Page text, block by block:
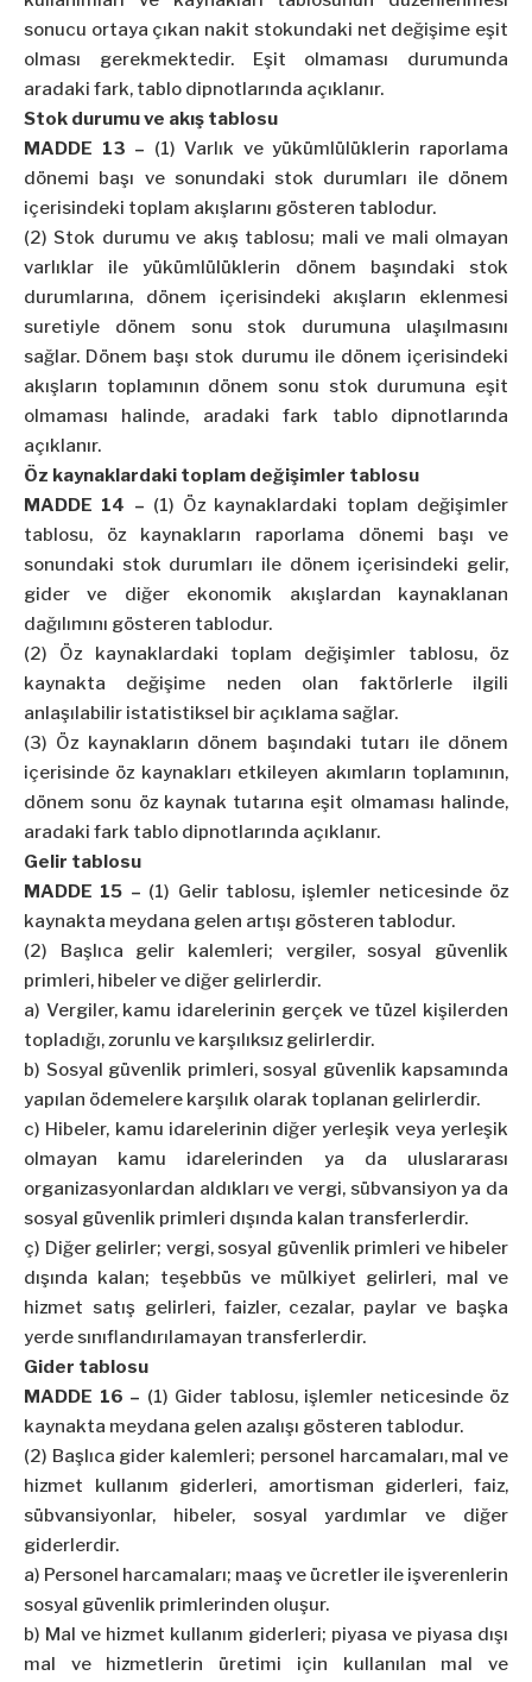
sonucu ortaya çıkan nakit stokundaki net değişime eşit
olması gerekmektedir. Eşit olmaması durumunda
aradaki fark, tablo dipnotlarında açıklanır.
Stok durumu ve akış tablosu
MADDE 13 – (1) Varlık ve yükümlülüklerin raporlama
dönemi başı ve sonundaki stok durumları ile dönem
içerisindeki toplam akışlarını gösteren tablodur.
(2) Stok durumu ve akış tablosu; mali ve mali olmayan
varlıklar ile yükümlülüklerin dönem başındaki stok
durumlarına, dönem içerisindeki akışların eklenmesi
suretiyle dönem sonu stok durumuna ulaşılmasını
sağlar. Dönem başı stok durumu ile dönem içerisindeki
akışların toplamının dönem sonu stok durumuna eşit
olmaması halinde, aradaki fark tablo dipnotlarında
açıklanır.
Öz kaynaklardaki toplam değişimler tablosu
MADDE 14 – (1) Öz kaynaklardaki toplam değişimler
tablosu, öz kaynakların raporlama dönemi başı ve
sonundaki stok durumları ile dönem içerisindeki gelir,
gider ve diğer ekonomik akışlardan kaynaklanan
dağılımını gösteren tablodur.
(2) Öz kaynaklardaki toplam değişimler tablosu, öz
kaynakta değişime neden olan faktörlerle ilgili
anlaşılabilir istatistiksel bir açıklama sağlar.
(3) Öz kaynakların dönem başındaki tutarı ile dönem
içerisinde öz kaynakları etkileyen akımların toplamının,
dönem sonu öz kaynak tutarına eşit olmaması halinde,
aradaki fark tablo dipnotlarında açıklanır.
Gelir tablosu
MADDE 15 – (1) Gelir tablosu, işlemler neticesinde öz
kaynakta meydana gelen artışı gösteren tablodur.
(2) Başlıca gelir kalemleri; vergiler, sosyal güvenlik
primleri, hibeler ve diğer gelirlerdir.
a) Vergiler, kamu idarelerinin gerçek ve tüzel kişilerden
topladığı, zorunlu ve karşılıksız gelirlerdir.
b) Sosyal güvenlik primleri, sosyal güvenlik kapsamında
yapılan ödemelere karşılık olarak toplanan gelirlerdir.
c) Hibeler, kamu idarelerinin diğer yerleşik veya yerleşik
olmayan kamu idarelerinden ya da uluslararası
organizasyonlardan aldıkları ve vergi, sübvansiyon ya da
sosyal güvenlik primleri dışında kalan transferlerdir.
ç) Diğer gelirler; vergi, sosyal güvenlik primleri ve hibeler
dışında kalan; teşebbüs ve mülkiyet gelirleri, mal ve
hizmet satış gelirleri, faizler, cezalar, paylar ve başka
yerde sınıflandırılamayan transferlerdir.
Gider tablosu
MADDE 16 – (1) Gider tablosu, işlemler neticesinde öz
kaynakta meydana gelen azalışı gösteren tablodur.
(2) Başlıca gider kalemleri; personel harcamaları, mal ve
hizmet kullanım giderleri, amortisman giderleri, faiz,
sübvansiyonlar, hibeler, sosyal yardımlar ve diğer
giderlerdir.
a) Personel harcamaları; maaş ve ücretler ile işverenlerin
sosyal güvenlik primlerinden oluşur.
b) Mal ve hizmet kullanım giderleri; piyasa ve piyasa dışı
mal ve hizmetlerin üretimi için kullanılan mal ve